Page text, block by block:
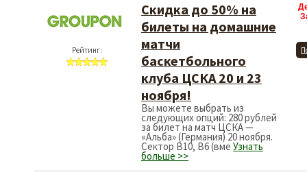
Рейтинг:
Скидка до 50% на
билеты на домашние
матчи
баскетбольного
клуба ЦСКА 20 и 23
ноября!
Вы можете выбрать из
следующих опций: 280 рублей
за билет на матч ЦСКА —
«Альба» (Германия) 20 ноября.
Сектор B10, B6 (вме Узнать
больше >>